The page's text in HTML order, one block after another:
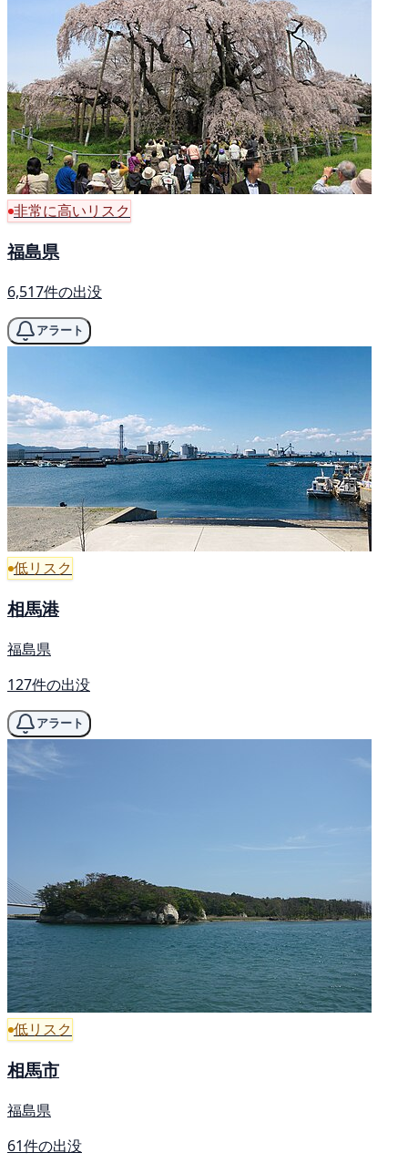
非常に高いリスク
福島県
6,517件の出没
アラート
低リスク
相馬港
福島県
127件の出没
アラート
低リスク
相馬市
福島県
61件の出没